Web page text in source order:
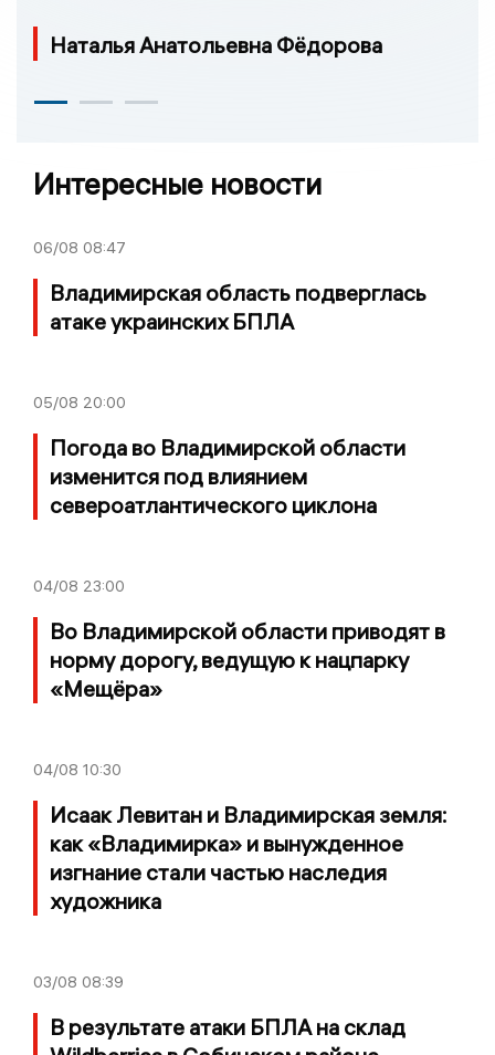
Наталья Анатольевна Фёдорова
Интересные новости
06/08 08:47
Владимирская область подверглась
атаке украинских БПЛА
05/08 20:00
Погода во Владимирской области
изменится под влиянием
североатлантического циклона
04/08 23:00
Во Владимирской области приводят в
норму дорогу, ведущую к нацпарку
«Мещёра»
04/08 10:30
Исаак Левитан и Владимирская земля:
как «Владимирка» и вынужденное
изгнание стали частью наследия
художника
03/08 08:39
В результате атаки БПЛА на склад